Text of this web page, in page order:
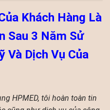
Khách Hàng Là
Sau 3 Năm Sử
Và Dịch Vụ Của
HPMED, tôi hoàn toàn tin